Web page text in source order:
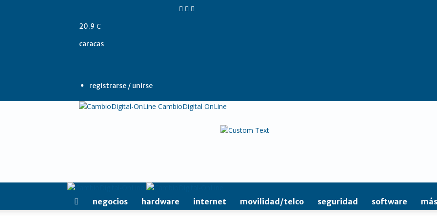
20.9 C
caracas
registrarse / unirse
CambioDigital OnLine
negocios hardware internet movilidad/telco seguridad software